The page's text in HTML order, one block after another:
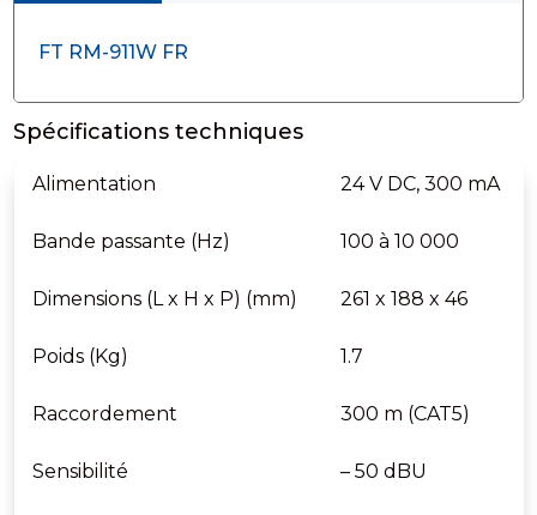
FT RM-911W FR
Spécifications techniques
Alimentation 24 V DC, 300 mA
Bande passante (Hz) 100 à 10 000
Dimensions (L x H x P) (mm) 261 x 188 x 46
Poids (Kg) 1.7
Raccordement 300 m (CAT5)
Sensibilité – 50 dBU